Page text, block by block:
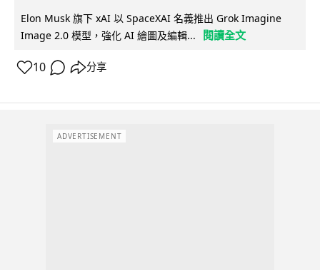
Elon Musk 旗下 xAI 以 SpaceXAI 名義推出 Grok Imagine
Image 2.0 模型，強化 AI 繪圖及編輯...
閱讀全文
10 分享
ADVERTISEMENT